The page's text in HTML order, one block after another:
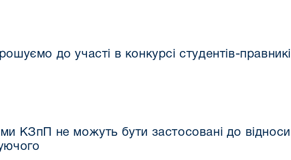
до участі в конкурсі студентів-
КЗпП не можуть бути застосовані до